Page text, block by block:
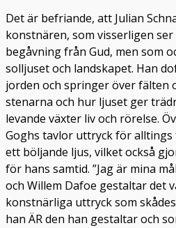
Det är befriande, att Julian
konstnären, som visserligen
begåvning från Gud, men som
solljuset och landskapet. Han
jorden och springer över fälten
stenarna och hur ljuset ger
levande växter liv och rörelse.
Goghs tavlor uttryck för alltings
ett böljande ljus, vilket också
för hans samtid. ”Jag är mina
och Willem Dafoe gestaltar det
konstnärliga uttryck som
han ÄR den han gestaltar och